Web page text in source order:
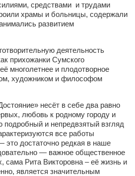
— экипировочный центр
Studio
средствами и трудами
храмы и больницы, содержали
развитием
деятельность
прихожанки Сумского
многолетнее и плодотворное
художником и философом
несёт в себе два равно
любовь к родному городу и
подробный и непредвзятый взгляд
все работы
это достаточно редкая в наше
— важное общественное
сама Рита Викторовна – её жизнь и
является значительным